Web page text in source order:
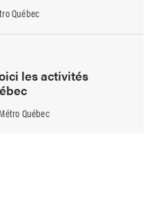
Québec
les activités
Québec